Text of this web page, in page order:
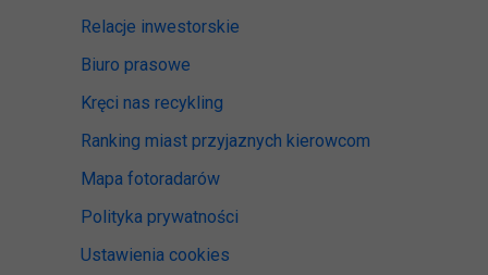
Relacje inwestorskie
Biuro prasowe
Kręci nas recykling
Ranking miast przyjaznych kierowcom
Mapa fotoradarów
Polityka prywatności
Ustawienia cookies